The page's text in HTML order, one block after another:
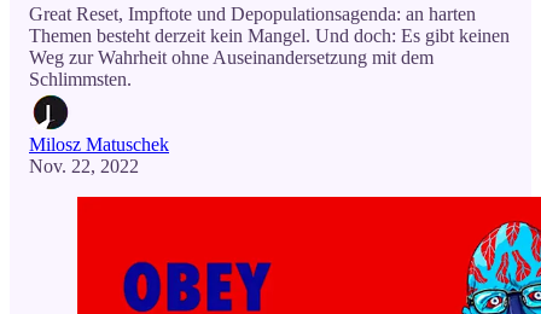
Great Reset, Impftote und Depopulationsagenda: an harten
Themen besteht derzeit kein Mangel. Und doch: Es gibt keinen
Weg zur Wahrheit ohne Auseinandersetzung mit dem
Schlimmsten.
Milosz Matuschek
Nov. 22, 2022